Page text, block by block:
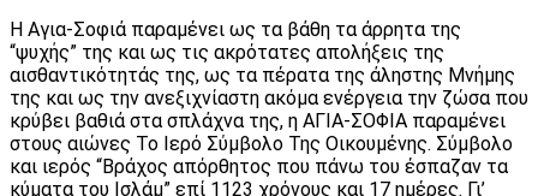
Η Αγια-Σοφιά παραμένει ως τα βάθη τα άρρητα της
“ψυχής” της και ως τις ακρότατες απολήξεις της
αισθαντικότητάς της, ως τα πέρατα της άληστης Μνήμης
της και ως την ανεξιχνίαστη ακόμα ενέργεια την ζώσα που
κρύβει βαθιά στα σπλάχνα της, η ΑΓΙΑ-ΣΟΦΙΑ παραμένει
στους αιώνες Το Ιερό Σύμβολο Της Οικουμένης. Σύμβολο
και ιερός “Βράχος απόρθητος που πάνω του έσπαζαν τα
κύματα του Ισλάμ” επί 1123 χρόνους και 17 ημέρες. Γι’